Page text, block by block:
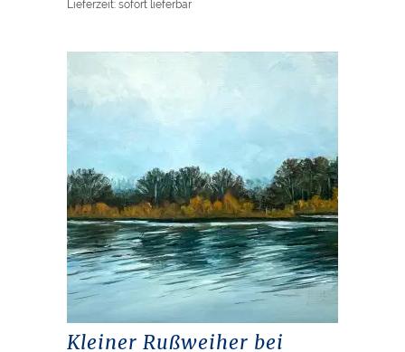
Lieferzeit: sofort lieferbar
Kleiner Rußweiher bei